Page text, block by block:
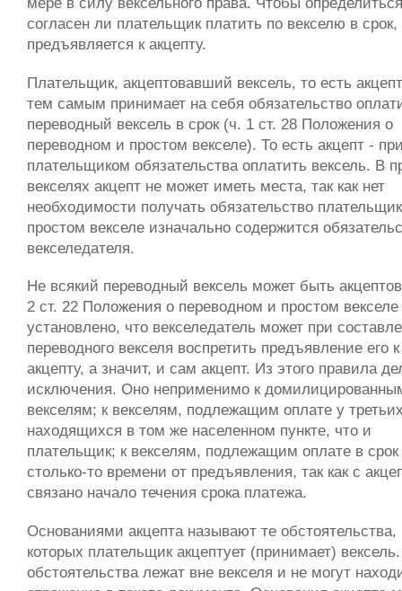
согласен ли плательщик платить по векселю в срок,
предъявляется к акцепту.
Плательщик, акцептовавший вексель, то есть
тем самым принимает на себя обязательство
переводный вексель в срок (ч. 1 ст. 28 Положения о
переводном и простом векселе). То есть акцепт -
плательщиком обязательства оплатить вексель. В
векселях акцепт не может иметь места, так как нет
необходимости получать обязательство
простом векселе изначально содержится
векселедателя.
Не всякий переводный вексель может быть
2 ст. 22 Положения о переводном и простом векселе
установлено, что векселедатель может при
переводного векселя воспретить предъявление его к
акцепту, а значит, и сам акцепт. Из этого правила
исключения. Оно неприменимо к
векселям; к векселям, подлежащим оплате у
находящихся в том же населенном пункте, что и
плательщик; к векселям, подлежащим оплате в срок
столько-то времени от предъявления, так как с
связано начало течения срока платежа.
Основаниями акцепта называют те обстоятельства,
которых плательщик акцептует (принимает)
обстоятельства лежат вне векселя и не могут